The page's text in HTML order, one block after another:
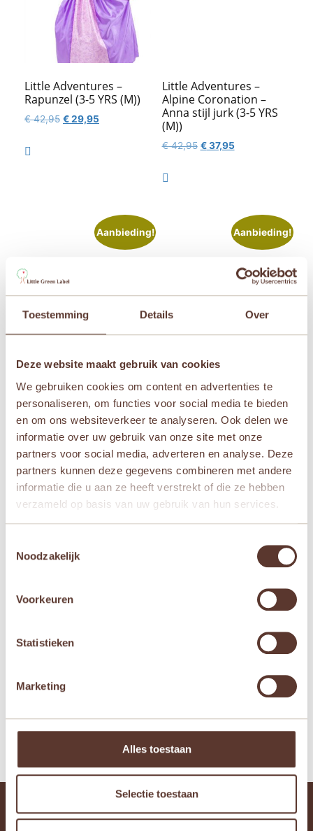
Toestemming Details Over
Deze website maakt gebruik van cookies
We gebruiken cookies om content en advertenties te
personaliseren, om functies voor social media te bieden
en om ons websiteverkeer te analyseren. Ook delen we
informatie over uw gebruik van onze site met onze
partners voor social media, adverteren en analyse. Deze
partners kunnen deze gegevens combineren met andere
informatie die u aan ze heeft verstrekt of die ze hebben
verzameld op basis van uw gebruik van hun services.
Noodzakelijk
Voorkeuren
Statistieken
Marketing
Alles toestaan
Selectie toestaan
Little Adventures –
Rapunzel (3-5 YRS (M))
€42,95 Oorspronkelijke
€29,95Huidige

Little Adventures –
Alpine Coronation –
Anna stijl jurk (3-5 YRS
(M))
€42,95 Oorspronkelijke
€37,95Huidige

Aanbieding!
Little Adventures – Pink
Vintage Princess (3-5
YRS (M))
€ 42,95
Oorspronkelijke
was:
€ 42,95.
€ 29,95Huidige
is:
€ 29,95.
Aanbieding!
Little Adventures –
Doornroosje – Sleeping
Beauty (3-5 YRS (M))
€42,95
Oorspronkelijke
was:
€ 42,95.
€37,95Huidige
is:
€ 37,95.

Aanbieding!
Little Adventures –
€42,95Oorspronkelijke
€ 42,95.
€
€ 37,95.

Bedrijfsgegevens